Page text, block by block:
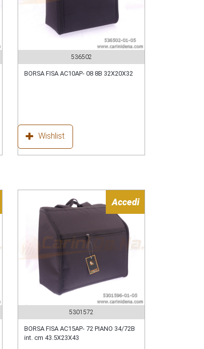
536502
BORSA FISA AC10AP- 08 8B 32X20X32
Wishlist
Accedi
5301572
BORSA FISA AC15AP- 72 PIANO 34/72B
int. cm 43.5X23X43